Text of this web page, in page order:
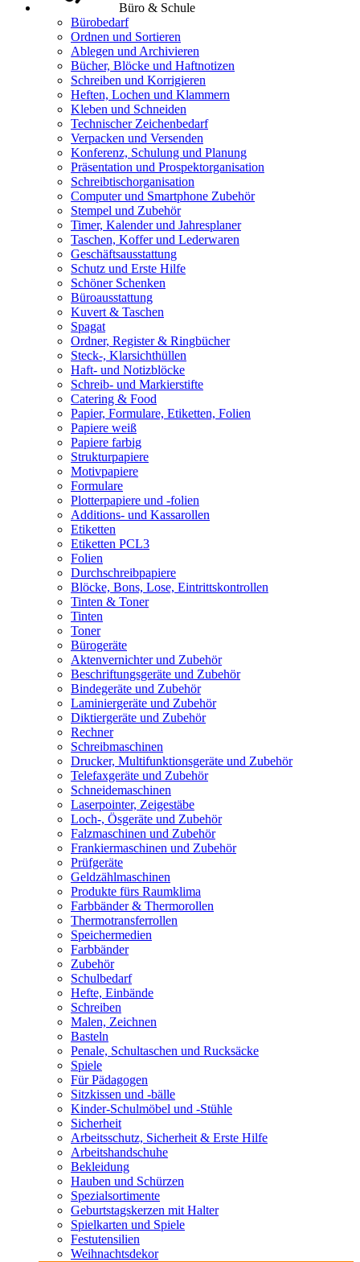
Büro & Schule
Bürobedarf
Ordnen und Sortieren
Ablegen und Archivieren
Bücher, Blöcke und Haftnotizen
Schreiben und Korrigieren
Heften, Lochen und Klammern
Kleben und Schneiden
Technischer Zeichenbedarf
Verpacken und Versenden
Konferenz, Schulung und Planung
Präsentation und Prospektorganisation
Schreibtischorganisation
Computer und Smartphone Zubehör
Stempel und Zubehör
Timer, Kalender und Jahresplaner
Taschen, Koffer und Lederwaren
Geschäftsausstattung
Schutz und Erste Hilfe
Schöner Schenken
Büroausstattung
Kuvert & Taschen
Spagat
Ordner, Register & Ringbücher
Steck-, Klarsichthüllen
Haft- und Notizblöcke
Schreib- und Markierstifte
Catering & Food
Papier, Formulare, Etiketten, Folien
Papiere weiß
Papiere farbig
Strukturpapiere
Motivpapiere
Formulare
Plotterpapiere und -folien
Additions- und Kassarollen
Etiketten
Etiketten PCL3
Folien
Durchschreibpapiere
Blöcke, Bons, Lose, Eintrittskontrollen
Tinten & Toner
Tinten
Toner
Bürogeräte
Aktenvernichter und Zubehör
Beschriftungsgeräte und Zubehör
Bindegeräte und Zubehör
Laminiergeräte und Zubehör
Diktiergeräte und Zubehör
Rechner
Schreibmaschinen
Drucker, Multifunktionsgeräte und Zubehör
Telefaxgeräte und Zubehör
Schneidemaschinen
Laserpointer, Zeigestäbe
Loch-, Ösgeräte und Zubehör
Falzmaschinen und Zubehör
Frankiermaschinen und Zubehör
Prüfgeräte
Geldzählmaschinen
Produkte fürs Raumklima
Farbbänder & Thermorollen
Thermotransferrollen
Speichermedien
Farbbänder
Zubehör
Schulbedarf
Hefte, Einbände
Schreiben
Malen, Zeichnen
Basteln
Penale, Schultaschen und Rucksäcke
Spiele
Für Pädagogen
Sitzkissen und -bälle
Kinder-Schulmöbel und -Stühle
Sicherheit
Arbeitsschutz, Sicherheit & Erste Hilfe
Arbeitshandschuhe
Bekleidung
Hauben und Schürzen
Spezialsortimente
Geburtstagskerzen mit Halter
Spielkarten und Spiele
Festutensilien
Weihnachtsdekor